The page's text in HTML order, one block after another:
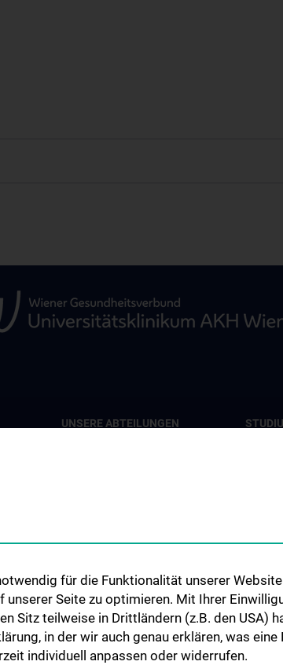
UNSERE ABTEILUNGEN
für die Funktionalität unserer
Seite zu optimieren. Mit Ihrer
Sitz teilweise in Drittländern (z.B. den USA)
in der wir auch genau erklären, was
individuell anpassen oder widerrufen.